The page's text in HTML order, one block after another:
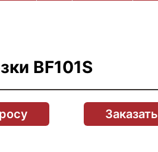
BF101S
Заказать